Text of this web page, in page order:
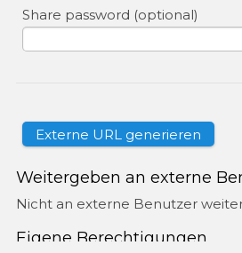
Share password (optional)
Weitergeben an externe
Nicht an externe Benutzer
Eigene Berechtigungen